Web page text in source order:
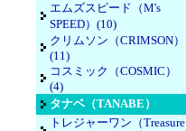
エムズスピード（M's
SPEED）(10)
クリムソン（CRIMSON）
(11)
コスミック（COSMIC）
(4)
タナベ（TANABE）
トレジャーワン（Treasure